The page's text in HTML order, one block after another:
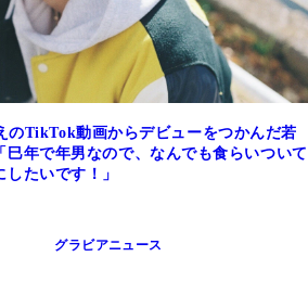
のTikTok動画からデビューをつかんだ若
巳年で年男なので、なんでも食らいついて
たいです！」
グラビアニュース